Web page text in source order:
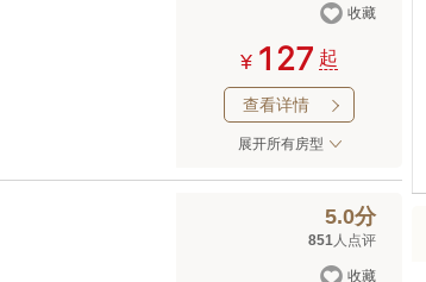
 收藏
¥    起
查看详情 
展开所有房型
5.0分
851人点评
 收藏